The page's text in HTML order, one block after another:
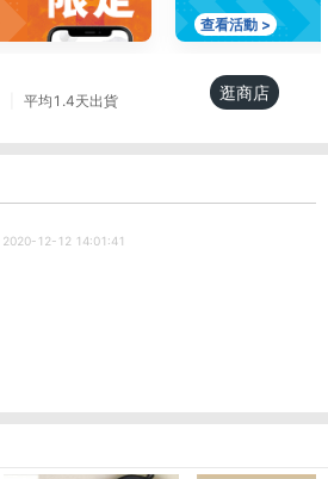
查看活動 >
平均 1.4天出貨 逛商店
2020-12-12 14:01:41